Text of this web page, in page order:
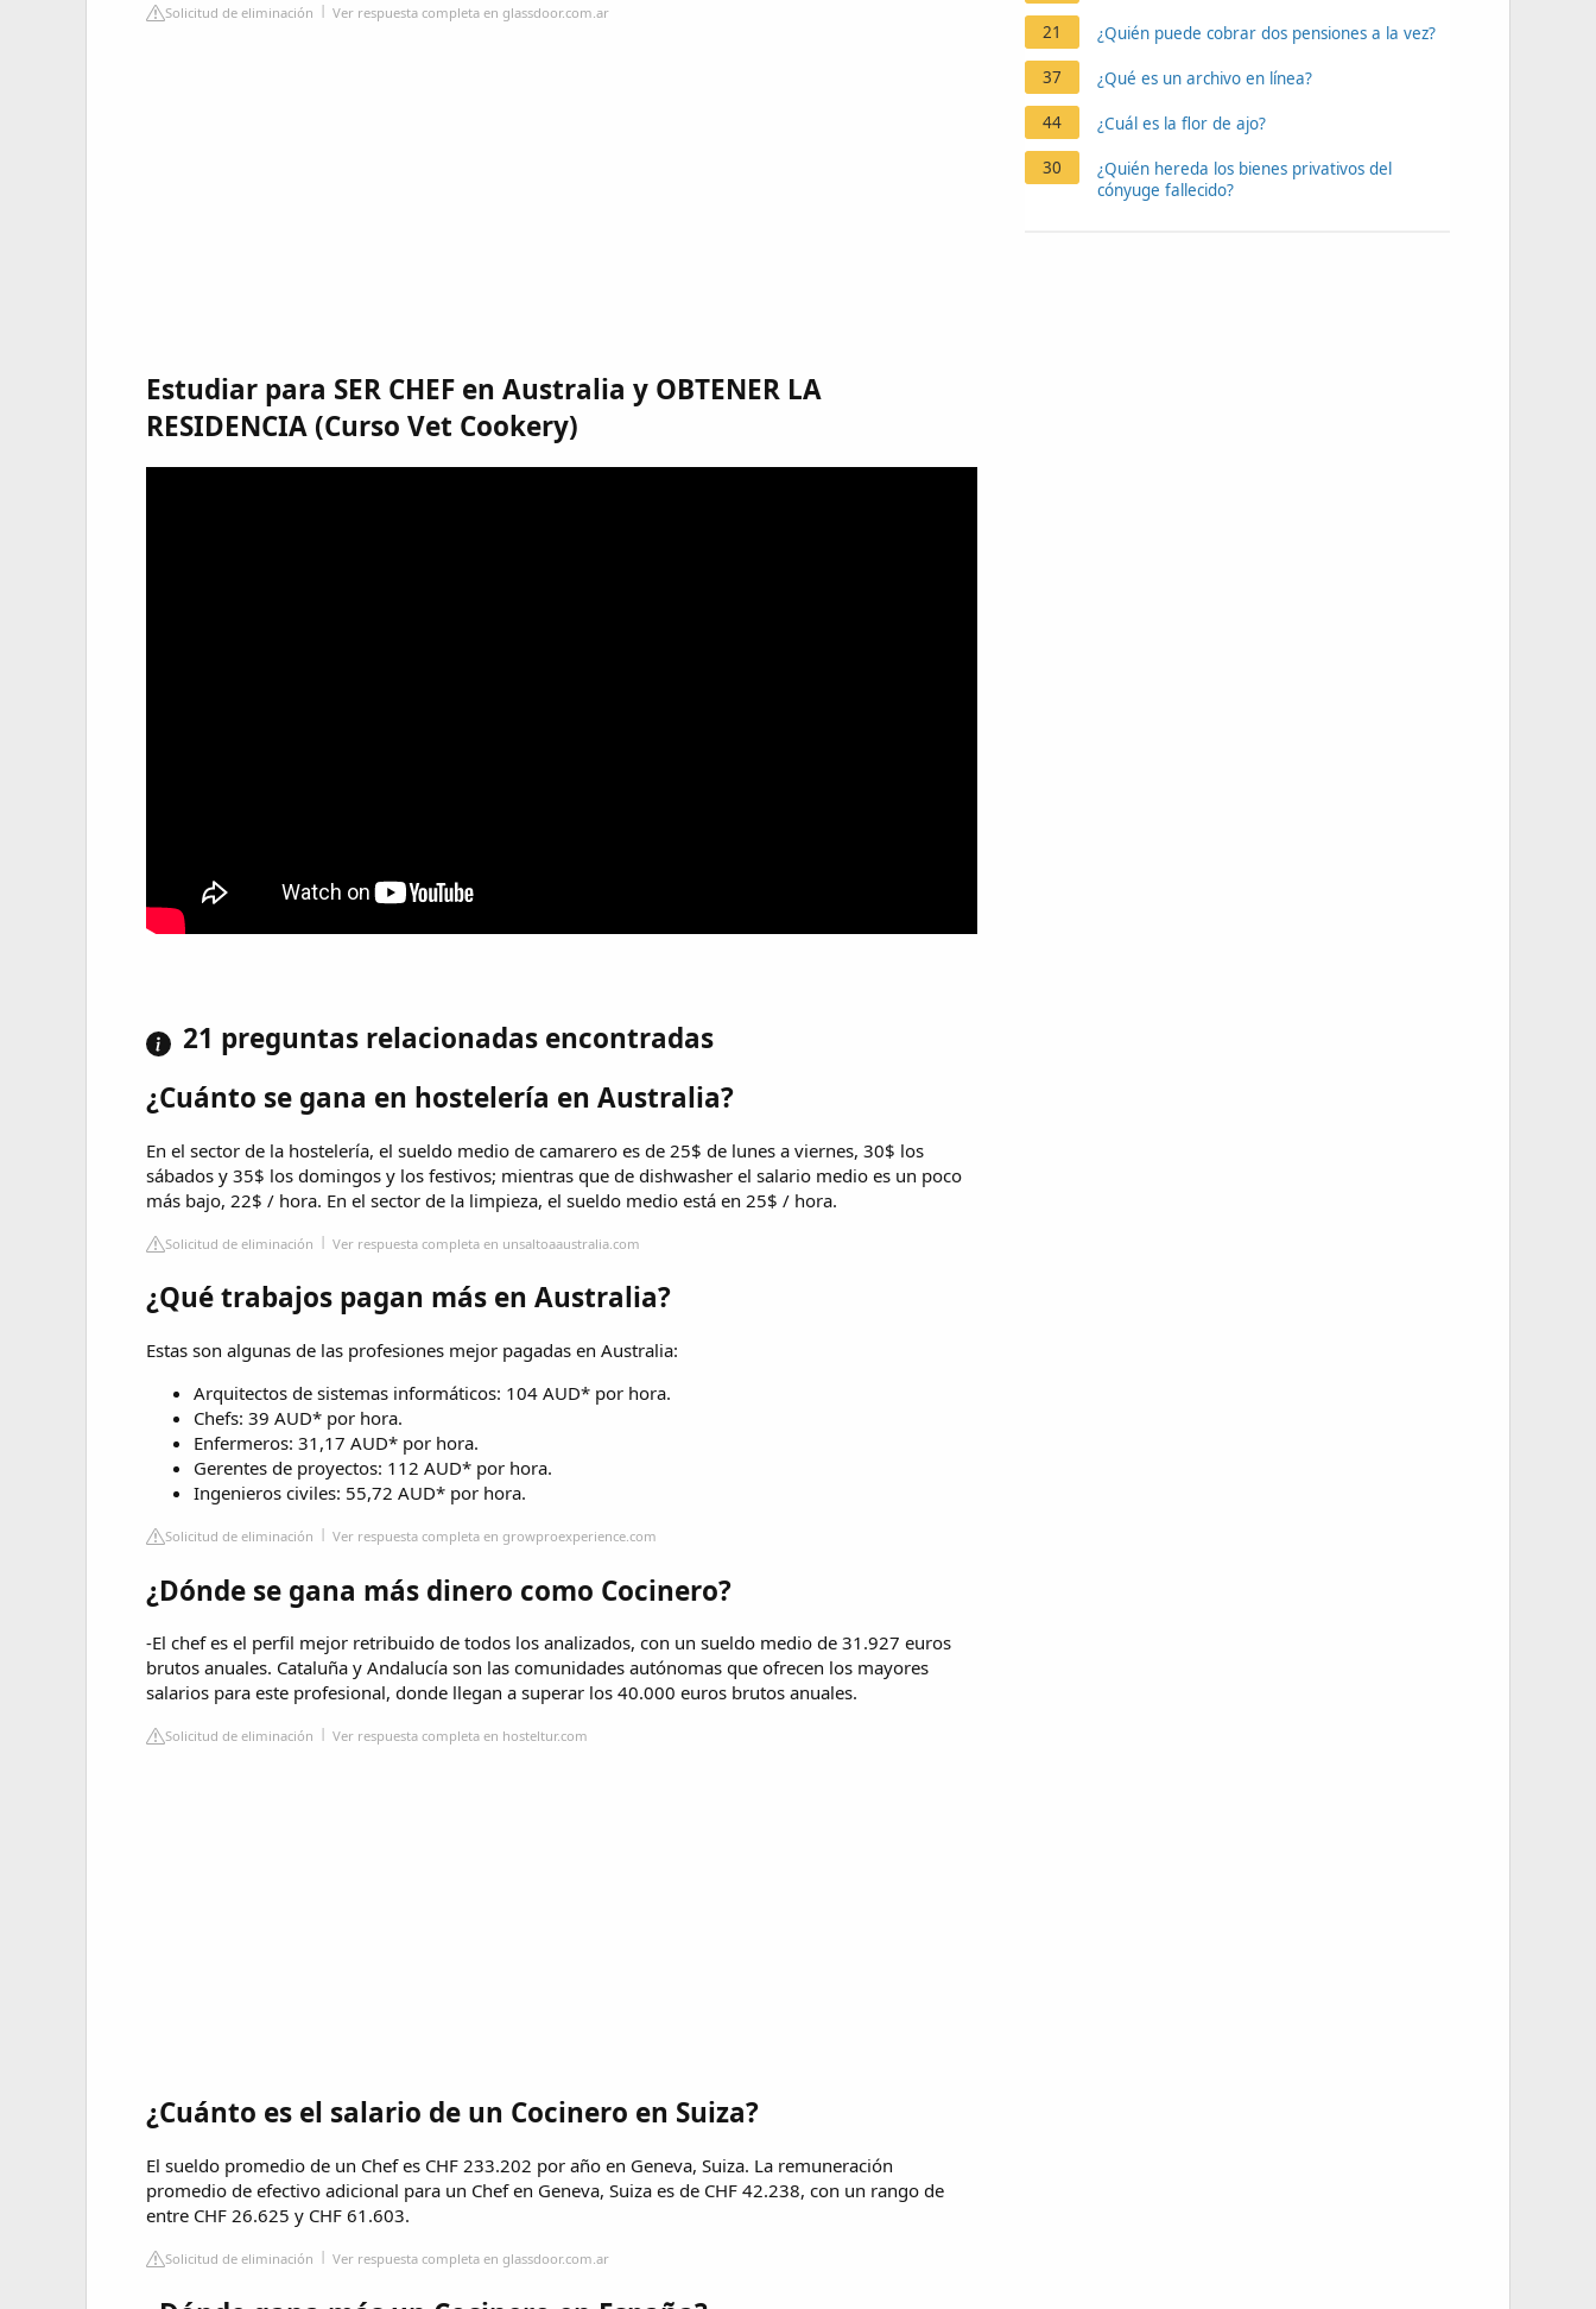
Solicitud de eliminación Ver respuesta completa en glassdoor.com.ar
Estudiar para SER CHEF en Australia y OBTENER LA
RESIDENCIA (Curso Vet Cookery)
21 preguntas relacionadas encontradas
¿Cuánto se gana en hostelería en Australia?
En el sector de la hostelería, el sueldo medio de camarero es de 25$ de lunes a viernes, 30$ los
sábados y 35$ los domingos y los festivos; mientras que de dishwasher el salario medio es un poco
más bajo, 22$ / hora. En el sector de la limpieza, el sueldo medio está en 25$ / hora.
Solicitud de eliminación Ver respuesta completa en unsaltoaaustralia.com
¿Qué trabajos pagan más en Australia?
Estas son algunas de las profesiones mejor pagadas en Australia:
Arquitectos de sistemas informáticos: 104 AUD* por hora.
Chefs: 39 AUD* por hora.
Enfermeros: 31,17 AUD* por hora.
Gerentes de proyectos: 112 AUD* por hora.
Ingenieros civiles: 55,72 AUD* por hora.
Solicitud de eliminación Ver respuesta completa en growproexperience.com
¿Dónde se gana más dinero como Cocinero?
-El chef es el perfil mejor retribuido de todos los analizados, con un sueldo medio de 31.927 euros
brutos anuales. Cataluña y Andalucía son las comunidades autónomas que ofrecen los mayores
salarios para este profesional, donde llegan a superar los 40.000 euros brutos anuales.
Solicitud de eliminación Ver respuesta completa en hosteltur.com
¿Cuánto es el salario de un Cocinero en Suiza?
El sueldo promedio de un Chef es CHF 233.202 por año en Geneva, Suiza. La remuneración
promedio de efectivo adicional para un Chef en Geneva, Suiza es de CHF 42.238, con un rango de
entre CHF 26.625 y CHF 61.603.
Solicitud de eliminación Ver respuesta completa en glassdoor.com.ar
21 ¿Quién puede cobrar dos pensiones a la vez?
37 ¿Qué es un archivo en línea?
44 ¿Cuál es la flor de ajo?
30
¿Quién hereda los bienes privativos del
cónyuge fallecido?